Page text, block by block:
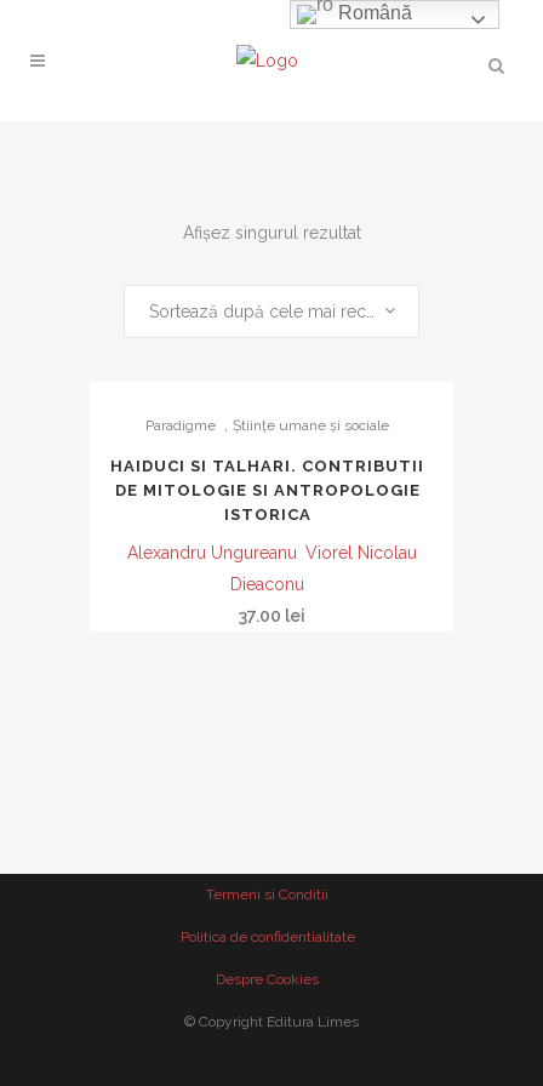
Afișez singurul rezultat
Paradigme Ştiinţe umane şi sociale
HAIDUCI SI TALHARI. CONTRIBUTII
DE MITOLOGIE SI ANTROPOLOGIE
ISTORICA
Alexandru Ungureanu Viorel Nicolau
Dieaconu
37.00 lei
Termeni si Conditii
Politica de confidentialitate
Despre Cookies
© Copyright Editura Limes
Română